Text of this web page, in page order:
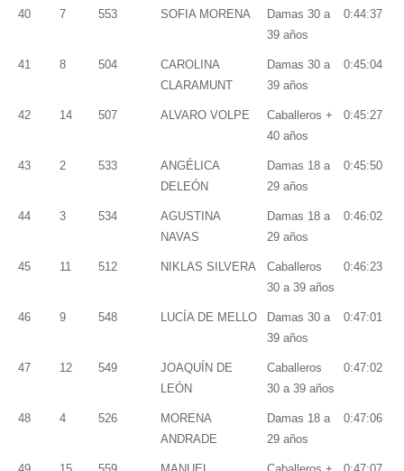
40 7 553 SOFIA MORENA
Damas 30 a
39 años
0:44:37
41 8 504
CAROLINA
CLARAMUNT
Damas 30 a
39 años
0:45:04
42 14 507 ALVARO VOLPE
Caballeros +
40 años
0:45:27
43 2 533
ANGÉLICA
DELEÓN
Damas 18 a
29 años
0:45:50
44 3 534
AGUSTINA
NAVAS
Damas 18 a
29 años
0:46:02
45 11 512 NIKLAS SILVERA
Caballeros
30 a 39 años
0:46:23
46 9 548 LUCÍA DE MELLO
Damas 30 a
39 años
0:47:01
47 12 549
JOAQUÍN DE
LEÓN
Caballeros
30 a 39 años
0:47:02
48 4 526
MORENA
ANDRADE
Damas 18 a
29 años
0:47:06